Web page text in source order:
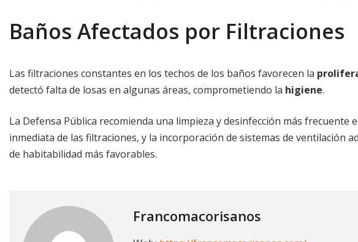
Baños Afectados por Filtraciones
Las filtraciones constantes en los techos de los baños favorecen la
detectó falta de losas en algunas áreas, comprometiendo la higiene.
La Defensa Pública recomienda una limpieza y desinfección más frecuente
inmediata de las filtraciones, y la incorporación de sistemas de ventilación
de habitabilidad más favorables.
Francomacorisanos